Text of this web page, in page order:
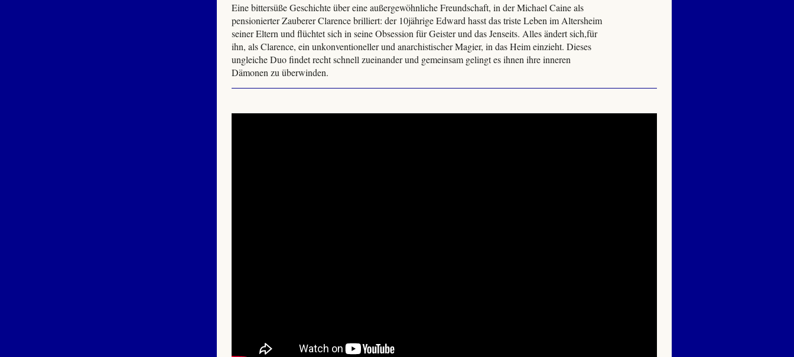
Eine bittersüße Geschichte über eine außergewöhnliche Freundschaft, in der Michael Caine als
pensionierter Zauberer Clarence brilliert: der 10jährige Edward hasst das triste Leben im Altersheim
seiner Eltern und flüchtet sich in seine Obsession für Geister und das Jenseits. Alles ändert sich,für
ihn, als Clarence, ein unkonventioneller und anarchistischer Magier, in das Heim einzieht. Dieses
ungleiche Duo findet recht schnell zueinander und gemeinsam gelingt es ihnen ihre inneren
Dämonen zu überwinden.